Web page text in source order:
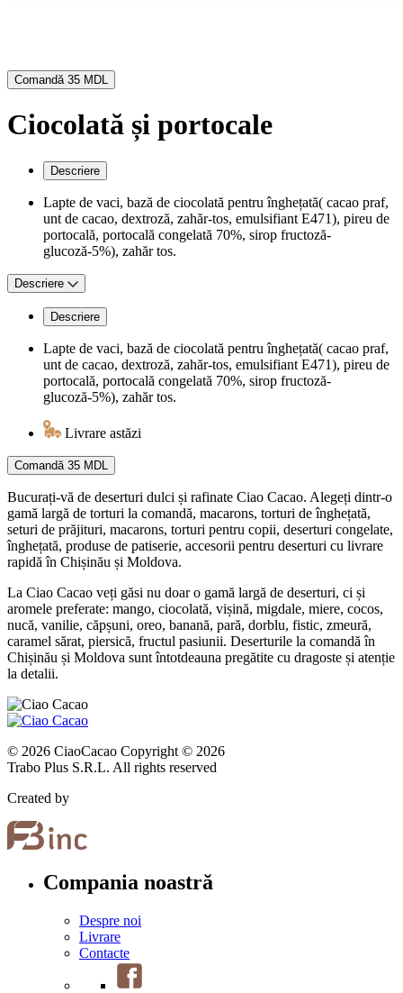
Comandă 35 MDL
Ciocolată și portocale
Descriere
Lapte de vaci, bază de ciocolată pentru înghețată( cacao praf,
unt de cacao, dextroză, zahăr-tos, emulsifiant E471), pireu de
portocală, portocală congelată 70%, sirop fructoză-
glucoză-5%), zahăr tos.
Descriere
Descriere
Lapte de vaci, bază de ciocolată pentru înghețată( cacao praf,
unt de cacao, dextroză, zahăr-tos, emulsifiant E471), pireu de
portocală, portocală congelată 70%, sirop fructoză-
glucoză-5%), zahăr tos.
Livrare astăzi
Comandă 35 MDL
Bucurați-vă de deserturi dulci și rafinate Ciao Cacao. Alegeți dintr-o
gamă largă de torturi la comandă, macarons, torturi de înghețată,
seturi de prăjituri, macarons, torturi pentru copii, deserturi congelate,
înghețată, produse de patiserie, accesorii pentru deserturi cu livrare
rapidă în Chișinău și Moldova.
La Ciao Cacao veți găsi nu doar o gamă largă de deserturi, ci și
aromele preferate: mango, ciocolată, vișină, migdale, miere, cocos,
nucă, vanilie, căpșuni, oreo, banană, pară, dorblu, fistic, zmeură,
caramel sărat, piersică, fructul pasiunii. Deserturile la comandă în
Chișinău și Moldova sunt întotdeauna pregătite cu dragoste și atenție
la detalii.
© 2026 CiaoCacao Copyright © 2026
Trabo Plus S.R.L. All rights reserved
Created by
Compania noastră
Despre noi
Livrare
Contacte